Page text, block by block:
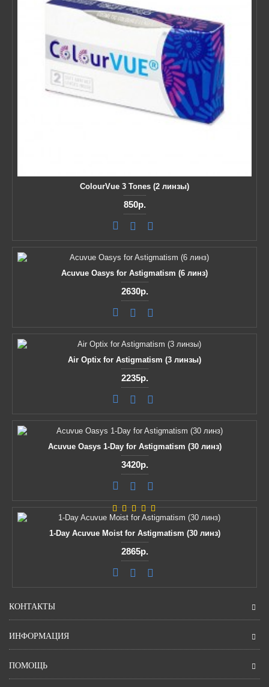
ColourVue 3 Tones (2 линзы)
850р.
Acuvue Oasys for Astigmatism (6 линз)
2630р.
Air Optix for Astigmatism (3 линзы)
2235р.
Acuvue Oasys 1-Day for Astigmatism (30 линз)
3420р.
1-Day Acuvue Moist for Astigmatism (30 линз)
2865р.
КОНТАКТЫ
ИНФОРМАЦИЯ
ПОМОЩЬ